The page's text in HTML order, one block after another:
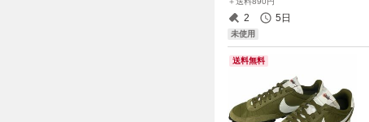
M 360 4 ランニング
2 5日
未使用
送料無料